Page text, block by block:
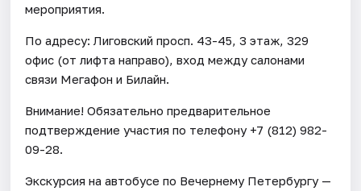
мероприятия.
По адресу: Лиговский просп. 43-45, 3 этаж, 329
офис (от лифта направо), вход между салонами
связи Мегафон и Билайн.
Внимание! Обязательно предварительное
подтверждение участия по телефону +7 (812) 982-
09-28.
Экскурсия на автобусе по Вечернему Петербургу —